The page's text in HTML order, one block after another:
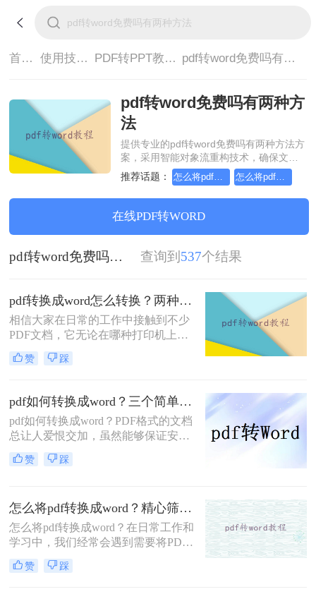
首页> 使用技巧> PDF转PPT教程> pdf转word免费吗有两种方法
pdf转word免费吗有两种方
法
提供专业的pdf转word免费吗有两种方法方
案，采用智能对象流重构技术，确保文档
1:1高保真还原且排版不乱码。支持一键批
量处理，全链路 SSL 加密保障隐私安全。
助您快速实现pdf转word免费吗有两种方
法，无需安装，高效办公。
推荐话题： 怎么将pdf转换成ppt，简单方法教你一招
在线PDF转WORD
pdf转word免费吗有两种方法 查询到 537个结果
pdf转换成word怎么转换？两种方法教你转换！
相信大家在日常的工作中接触到不少
PDF文档，它无论在哪种打印机上都
可保证精确的颜色和准确的打印效果
的优势深受办公人群的喜爱。然而，
的问题就是修改好像没有
EXCEL/WORD等这些常用的文档格
式简单，于是，很多小白都想要直接
将PDF转换成WORD之后直接进行修
改。那么，pdf转换成word怎么转换？
下面跟小编一起看看吧。
赞 踩
pdf如何转换成word？三个简单高效的免费好方法！
pdf如何转换成word？PDF格式的文档
总让人爱恨交加，虽然能够保证安全
性，但却不容易编辑修改。面对这种
情况，我们通常可以先将PDF 转换成
费方法，简单又高效，值得收藏！
赞 踩
怎么将pdf转换成word？精心筛选出3个方法！
怎么将pdf转换成word？在日常工作和
学习中，我们经常会遇到需要将PDF
文件转换为Word文档的情况。PDF文
件格式的普及使得我们可以方便地共
赞 踩